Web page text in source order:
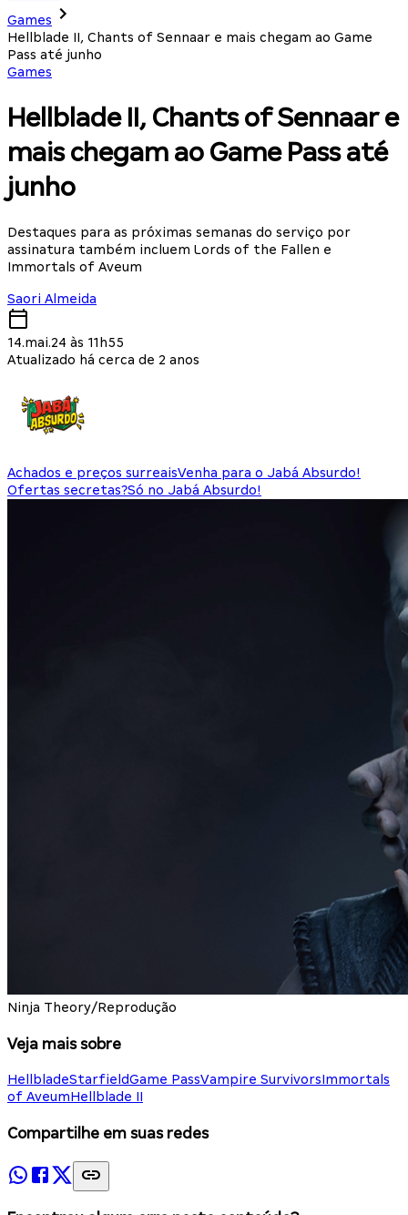
Games
Hellblade II, Chants of Sennaar e mais chegam ao Game
Pass até junho
Games
Hellblade II, Chants of Sennaar e
mais chegam ao Game Pass até
junho
Destaques para as próximas semanas do serviço por
assinatura também incluem Lords of the Fallen e
Immortals of Aveum
Saori Almeida
14.mai.24 às 11h55
Atualizado há cerca de 2 anos
Achados e preços surreaisVenha para o Jabá Absurdo!
Ofertas secretas?Só no Jabá Absurdo!
Ninja Theory/Reprodução
Veja mais sobre
HellbladeStarfieldGame PassVampire SurvivorsImmortals
of AveumHellblade II
Compartilhe em suas redes